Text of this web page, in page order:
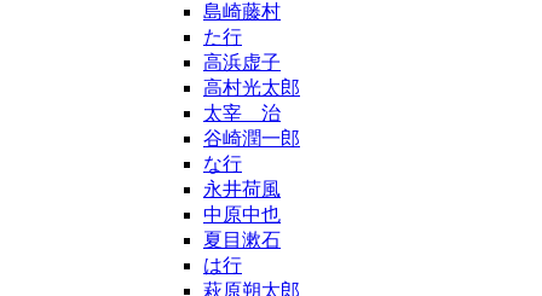
島崎藤村
た行
高浜虚子
高村光太郎
太宰 治
谷崎潤一郎
な行
永井荷風
中原中也
夏目漱石
は行
萩原朔太郎